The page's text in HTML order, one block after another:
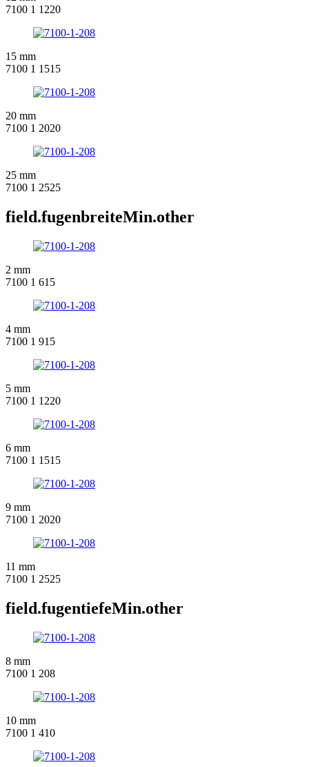
7100 1 1220
15 mm
7100 1 1515
20 mm
7100 1 2020
25 mm
7100 1 2525
field.fugenbreiteMin.other
2 mm
7100 1 615
4 mm
7100 1 915
5 mm
7100 1 1220
6 mm
7100 1 1515
9 mm
7100 1 2020
11 mm
7100 1 2525
field.fugentiefeMin.other
8 mm
7100 1 208
10 mm
7100 1 410